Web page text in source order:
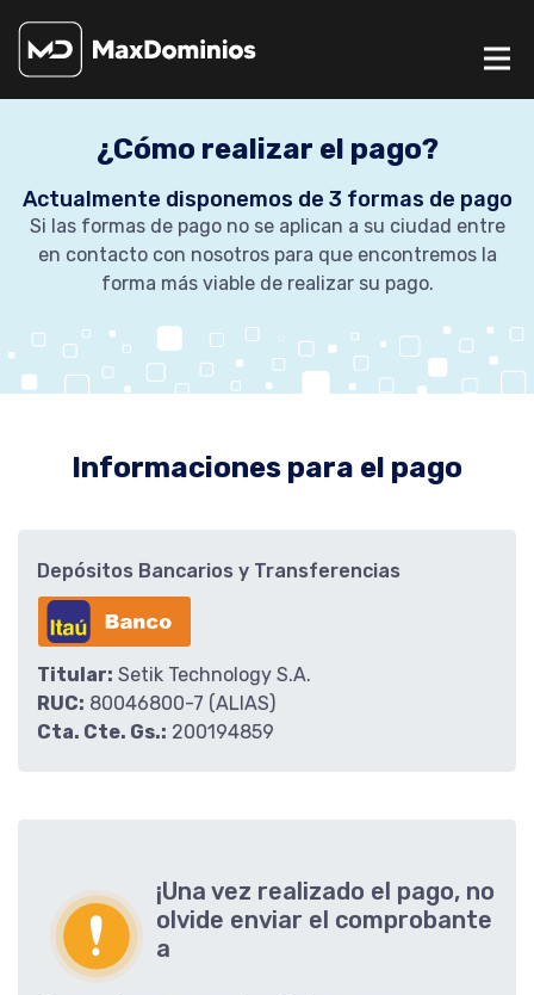
¿Cómo realizar el pago?
Actualmente disponemos de 3 formas de pago
Si las formas de pago no se aplican a su ciudad entre
en contacto con nosotros para que encontremos la
forma más viable de realizar su pago.
Informaciones para el pago
Depósitos Bancarios y Transferencias
Titular: Setik Technology S.A.
RUC: 80046800-7 (ALIAS)
Cta. Cte. Gs.: 200194859
¡Una vez realizado el pago, no
olvide enviar el comprobante
a